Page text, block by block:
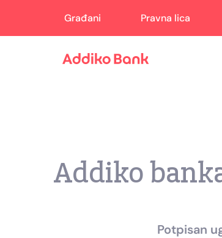
Građani Pravna lica
Addiko
Potpisan